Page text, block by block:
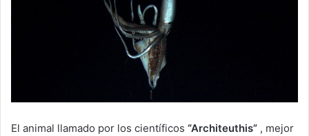
El animal llamado por los científicos “Architeuthis” , mejor